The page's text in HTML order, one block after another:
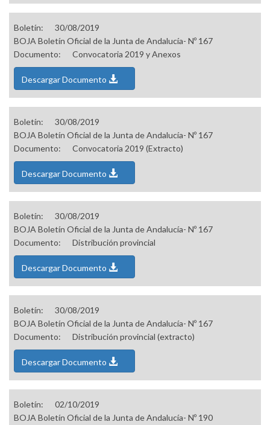
Boletín:
30/08/2019
BOJA Boletín Oficial de la Junta de Andalucía- Nº 167
Documento:
Convocatoria 2019 y Anexos
Descargar Documento
Boletín:
30/08/2019
BOJA Boletín Oficial de la Junta de Andalucía- Nº 167
Documento:
Convocatoria 2019 (Extracto)
Descargar Documento
Boletín:
30/08/2019
BOJA Boletín Oficial de la Junta de Andalucía- Nº 167
Documento:
Distribución provincial
Descargar Documento
Boletín:
30/08/2019
BOJA Boletín Oficial de la Junta de Andalucía- Nº 167
Documento:
Distribución provincial (extracto)
Descargar Documento
Boletín:
02/10/2019
BOJA Boletín Oficial de la Junta de Andalucía- Nº 190